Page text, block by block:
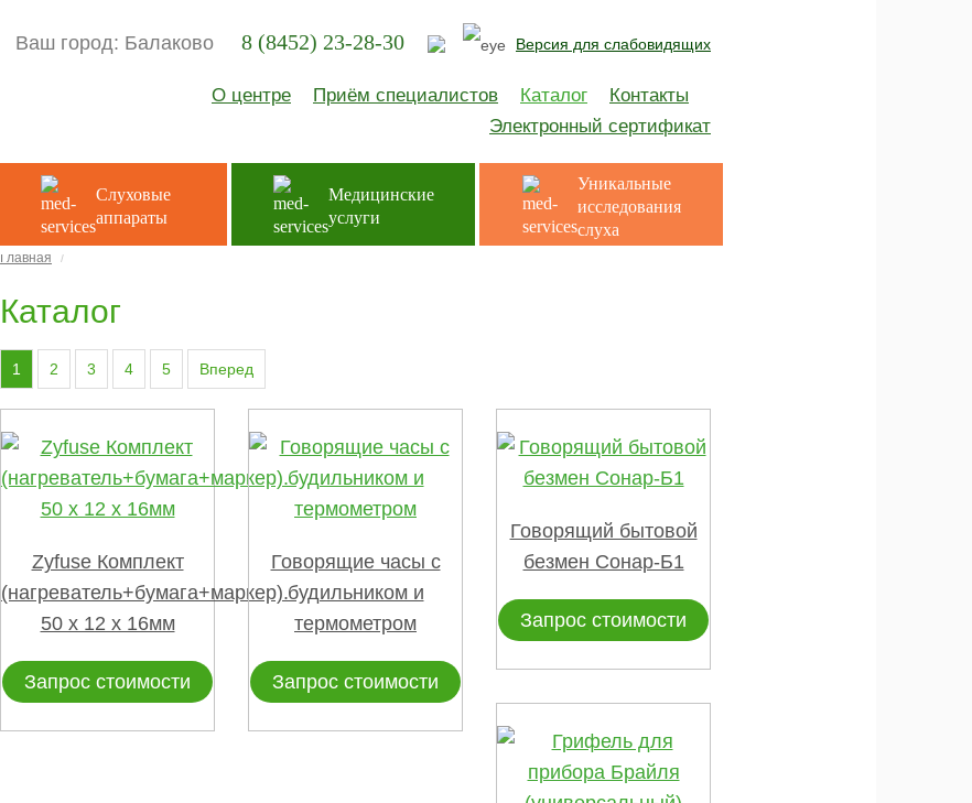
Главная
Каталог
1 2 3 4 5 Вперед
Zyfuse Комплект
(нагреватель+бумага+маркер).
50 x 12 x 16мм
Запрос стоимости
Говорящие часы с
будильником и
термометром
Запрос стоимости
Говорящий бытовой
безмен Сонар-Б1
Запрос стоимости
Ваш город: Балаково 8 (8452) 23-28-30 Версия для слабовидящих
О центре Приём специалистов Каталог
Контакты
Электронный сертификат
Слуховые
аппараты
Медицинские
услуги
Уникальные
исследования
слуха